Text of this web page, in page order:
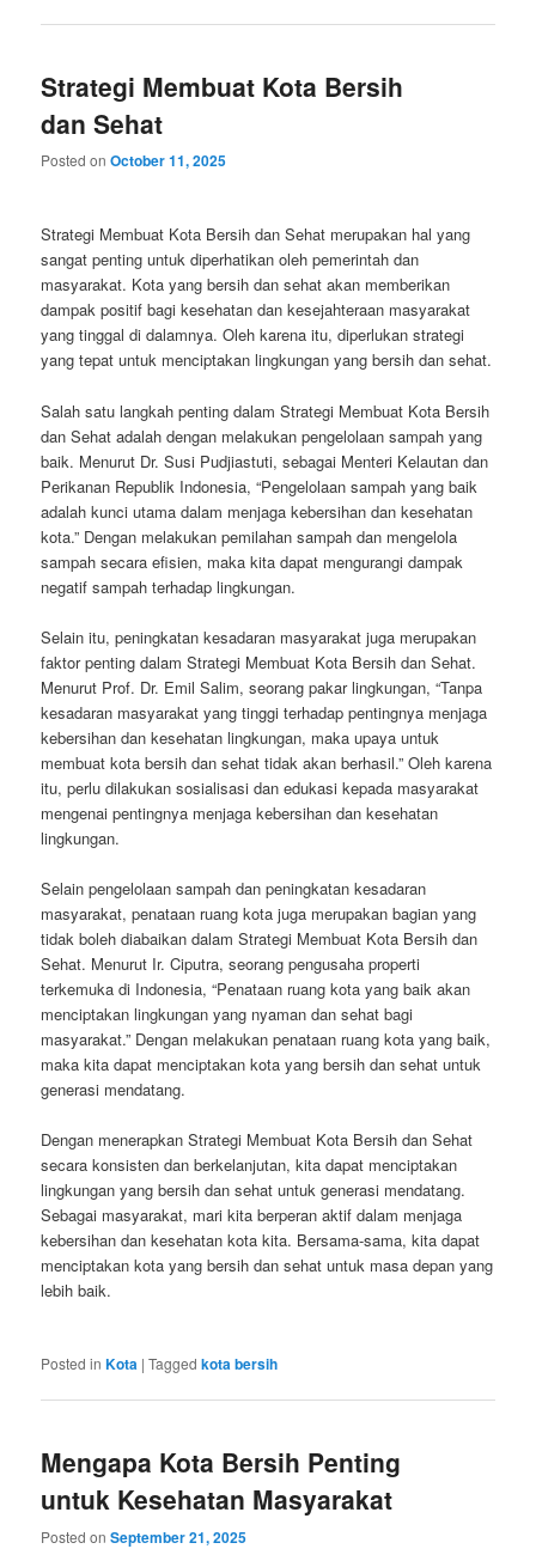
Strategi Membuat Kota Bersih
dan Sehat
Posted onOctober 11, 2025
Strategi Membuat Kota Bersih dan Sehat merupakan hal yang
sangat penting untuk diperhatikan oleh pemerintah dan
masyarakat. Kota yang bersih dan sehat akan memberikan
dampak positif bagi kesehatan dan kesejahteraan masyarakat
yang tinggal di dalamnya. Oleh karena itu, diperlukan strategi
yang tepat untuk menciptakan lingkungan yang bersih dan sehat.
Salah satu langkah penting dalam Strategi Membuat Kota Bersih
dan Sehat adalah dengan melakukan pengelolaan sampah yang
baik. Menurut Dr. Susi Pudjiastuti, sebagai Menteri Kelautan dan
Perikanan Republik Indonesia, “Pengelolaan sampah yang baik
adalah kunci utama dalam menjaga kebersihan dan kesehatan
kota.” Dengan melakukan pemilahan sampah dan mengelola
sampah secara efisien, maka kita dapat mengurangi dampak
negatif sampah terhadap lingkungan.
Selain itu, peningkatan kesadaran masyarakat juga merupakan
faktor penting dalam Strategi Membuat Kota Bersih dan Sehat.
Menurut Prof. Dr. Emil Salim, seorang pakar lingkungan, “Tanpa
kesadaran masyarakat yang tinggi terhadap pentingnya menjaga
kebersihan dan kesehatan lingkungan, maka upaya untuk
membuat kota bersih dan sehat tidak akan berhasil.” Oleh karena
itu, perlu dilakukan sosialisasi dan edukasi kepada masyarakat
mengenai pentingnya menjaga kebersihan dan kesehatan
lingkungan.
Selain pengelolaan sampah dan peningkatan kesadaran
masyarakat, penataan ruang kota juga merupakan bagian yang
tidak boleh diabaikan dalam Strategi Membuat Kota Bersih dan
Sehat. Menurut Ir. Ciputra, seorang pengusaha properti
terkemuka di Indonesia, “Penataan ruang kota yang baik akan
menciptakan lingkungan yang nyaman dan sehat bagi
masyarakat.” Dengan melakukan penataan ruang kota yang baik,
maka kita dapat menciptakan kota yang bersih dan sehat untuk
generasi mendatang.
Dengan menerapkan Strategi Membuat Kota Bersih dan Sehat
secara konsisten dan berkelanjutan, kita dapat menciptakan
lingkungan yang bersih dan sehat untuk generasi mendatang.
Sebagai masyarakat, mari kita berperan aktif dalam menjaga
kebersihan dan kesehatan kota kita. Bersama-sama, kita dapat
menciptakan kota yang bersih dan sehat untuk masa depan yang
lebih baik.
Posted in Kota |Tagged kota bersih
Mengapa Kota Bersih Penting
untuk Kesehatan Masyarakat
Posted onSeptember 21, 2025